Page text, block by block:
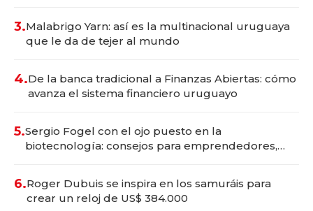
3.Malabrigo Yarn: así es la multinacional uruguaya
que le da de tejer al mundo
4.De la banca tradicional a Finanzas Abiertas: cómo
avanza el sistema financiero uruguayo
5.Sergio Fogel con el ojo puesto en la
biotecnología: consejos para emprendedores,
6.Roger Dubuis se inspira en los samuráis para
crear un reloj de US$ 384.000